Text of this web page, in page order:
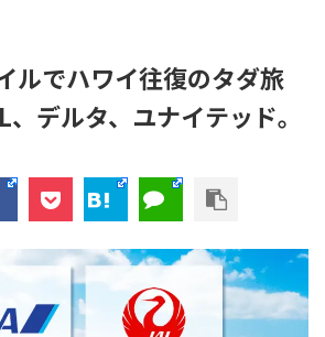
ルでハワイ往復のタダ旅
デルタ、ユナイテッド。